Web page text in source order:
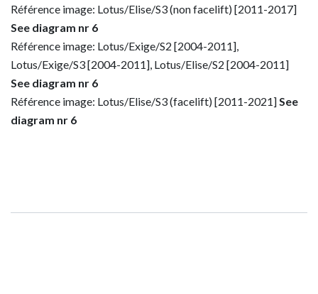
Référence image: Lotus/Elise/S3 (non facelift) [2011-2017]
See diagram nr 6
Référence image: Lotus/Exige/S2 [2004-2011],
Lotus/Exige/S3 [2004-2011], Lotus/Elise/S2 [2004-2011]
See diagram nr 6
Référence image: Lotus/Elise/S3 (facelift) [2011-2021]See
diagram nr 6